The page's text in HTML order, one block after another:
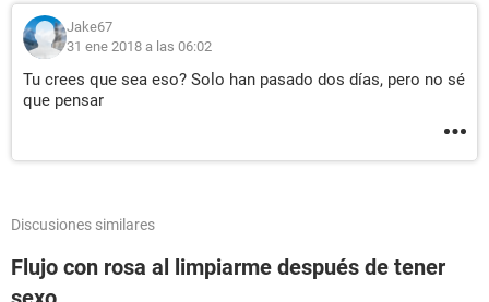
Jake67
31 ene 2018 a las 06:02
Tu crees que sea eso? Solo han pasado dos días, pero no sé
que pensar
Discusiones similares
Flujo con rosa al limpiarme después de tener